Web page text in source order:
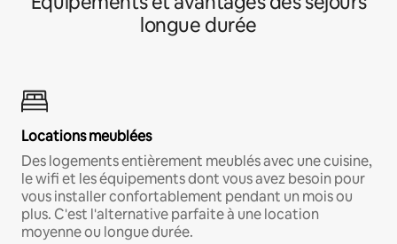
longue durée
Locations meublées
Des logements entièrement meublés avec une cuisine,
le wifi et les équipements dont vous avez besoin pour
vous installer confortablement pendant un mois ou
plus. C'est l'alternative parfaite à une location
moyenne ou longue durée.